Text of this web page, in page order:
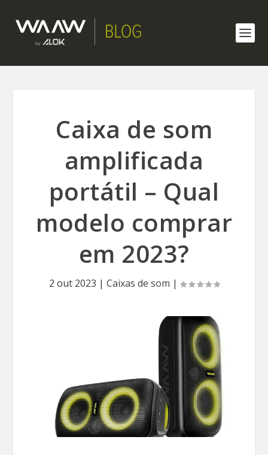
Caixa de som
amplificada
portátil – Qual
modelo comprar
em 2023?
2 out 2023 | Caixas de som |